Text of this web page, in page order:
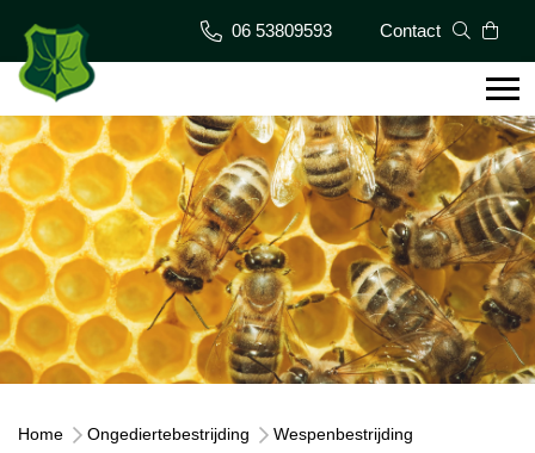
06 53809593 Contact
Home Ongediertebestrijding Wespenbestrijding